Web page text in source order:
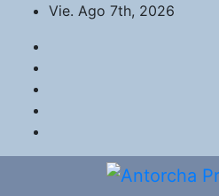
Saltar
contenido
Vie. Ago 7th, 2026